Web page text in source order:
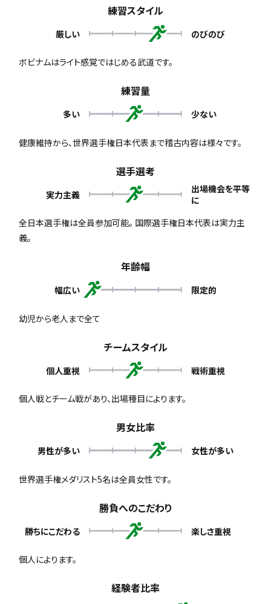
練習スタイル
厳しい のびのび
ボビナムはライト感覚ではじめる武道です。
練習量
多い 少ない
健康維持から、世界選手権日本代表まで稽古内容は様々です。
選手選考
実力主義
出場機会を平等
に
全日本選手権は全員参加可能。 国際選手権日本代表は実力主
義。
年齢幅
幅広い 限定的
幼児から老人まで全て
チームスタイル
個人重視 戦術重視
個人戦とチーム戦があり、出場種目によります。
男女比率
男性が多い 女性が多い
世界選手権メダリスト5名は全員女性です。
勝負へのこだわり
勝ちにこだわる 楽しさ重視
個人によります。
経験者比率